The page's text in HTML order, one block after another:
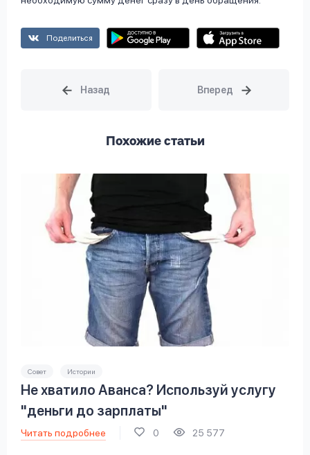
Поделиться
Похожие статьи
Совет Истории
Не хватило Аванса? Используй услугу
"деньги до зарплаты"
Читать подробнее 0 25 577